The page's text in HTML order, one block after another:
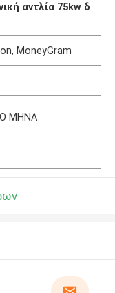
αντλία 75kw δ
MoneyGram
ΜΗΝΑ